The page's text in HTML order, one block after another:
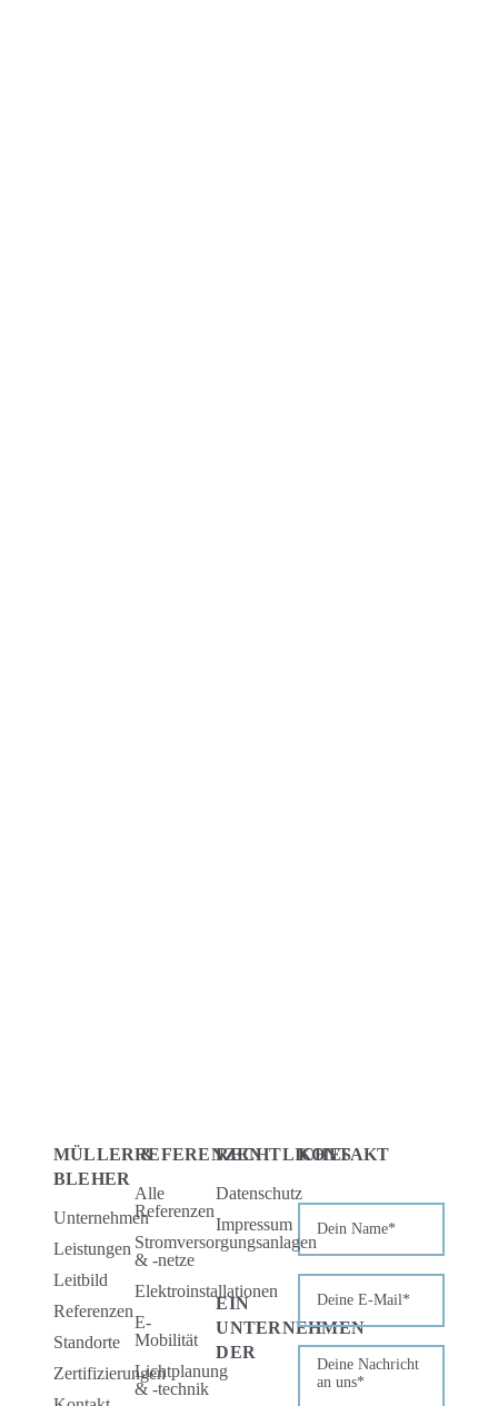
MÜLLER &
BLEHER
Unternehmen
Leistungen
Leitbild
Referenzen
Standorte
Zertifizierungen
REFERENZEN
Alle
Referenzen
Stromversorgungsanlagen
& -netze
Elektroinstallationen
E-
Mobilität
Lichtplanung
& -technik
RECHTLICHES
Datenschutz
Impressum
EIN
UNTERNEHMEN
DER
KONTAKT